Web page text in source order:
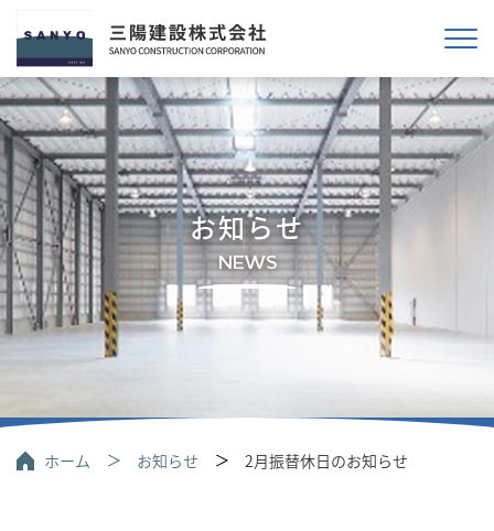
お知らせ
NEWS
ホーム お知らせ 2月振替休日のお知らせ